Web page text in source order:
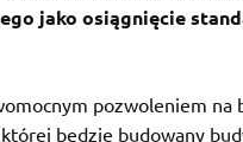
jako osiągnięcie
pozwoleniem na
będzie budowany